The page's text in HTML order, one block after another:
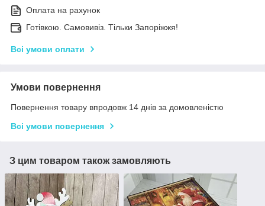
Оплата на рахунок
Готівкою. Самовивіз. Тільки Запоріжжя!
Всі умови оплати
Умови повернення
Повернення товару впродовж 14 днів за домовленістю
Всі умови повернення
З цим товаром також замовляють